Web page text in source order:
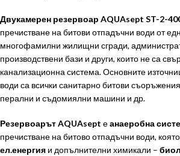
Двукамерен резервоар AQUAsept ST-2-
пречистване на битови отпадъчни води от
многофамилни жилищни сгради,
производствени бази и други, които не са
канализационна система. Основните
води са всички санитарно битови
перални и съдомиялни машини и др.
Резервоарът AQUAsept еанаеробна
пречистване на битово отпадъчни води,
ел.енергия и допълнителни химикали –